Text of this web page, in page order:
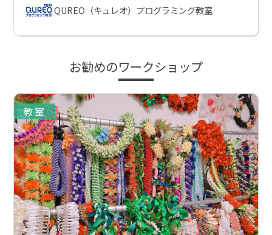
QUREO（キュレオ）プログラミング教室
お勧めのワークショップ
教室